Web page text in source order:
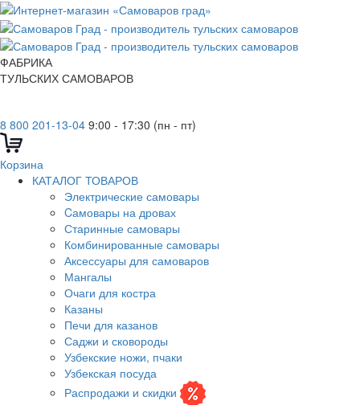
ФАБРИКА
ТУЛЬСКИХ САМОВАРОВ
8 800 201-13-04 9:00 - 17:30 (пн - пт)
Корзина
КАТАЛОГ ТОВАРОВ
Электрические самовары
Cамовары на дровах
Старинные самовары
Комбинированные самовары
Аксессуары для самоваров
Мангалы
Очаги для костра
Казаны
Печи для казанов
Саджи и сковороды
Узбекские ножи, пчаки
Узбекская посуда
Распродажи и скидки